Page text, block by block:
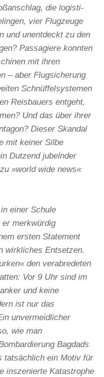
die logisti-
vier Flugzeuge
und unentdeckt zu den
Passagiere konnten
mit ihren
– aber Flugsicherung
Schnüffelsystemen
Reisbauers entgeht,
Und das über ihrer
Dieser Skandal
mit keiner Silbe
Dutzend jubelnder
»world wide news«
einer Schule
merkwürdig
ersten Statement
wirkliches Entsetzen.
den verabredeten
Vor 9 Uhr sind im
und keine
ist nur das
unvermeidlicher
wie man
Bagdads
tatsächlich ein Motiv für
inszenierte Katastrophe